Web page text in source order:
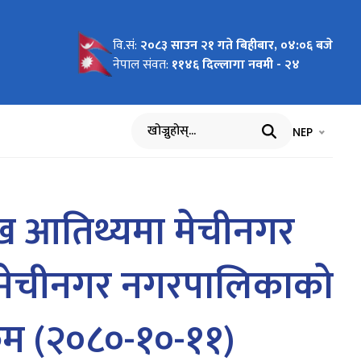
वि.सं: २०८३ साउन २१ गते बिहीबार, ०४:०६ बजे
नेपाल संवत: ११४६ दिल्लागा नवमी - २४
खोज्नुहोस् भाषा चयन
NEP
आतिथ्यमा मेचीनगर
नगरपालिकाको
(२०८०-१०-११)